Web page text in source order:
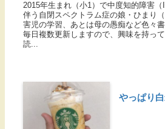
2015年生まれ（小1）で中度知的障害
伴う自閉スペクトラム症の娘・ひまり
害児の学習、あとは母の愚痴など色々
毎日複数更新しますので、興味を持っ
読...
やっぱり